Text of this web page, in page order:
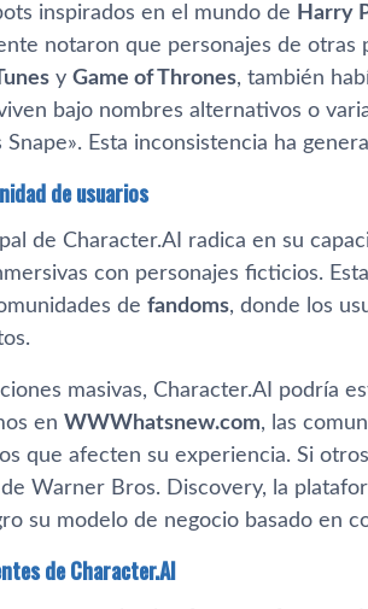
inspirados en el mundo de Harry
notaron que personajes de
y Game of Thrones, también
bajo nombres alternativos o
Snape». Esta inconsistencia ha
de usuarios
de Character.AI radica en su
con personajes ficticios.
de fandoms, donde los
masivas, Character.AI podría
en WWWhatsnew.com, las
que afecten su experiencia. Si
Warner Bros. Discovery, la
su modelo de negocio basado en
de Character.AI